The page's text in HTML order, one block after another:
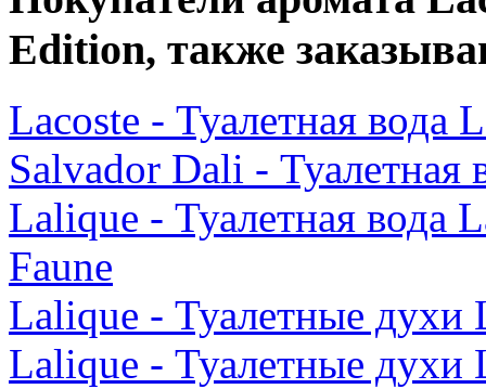
Edition, также
Lacoste - Туалетная вода
Salvador Dali - Туалетная
Lalique - Туалетная вода
Faune
Lalique - Туалетные духи
Lalique - Туалетные